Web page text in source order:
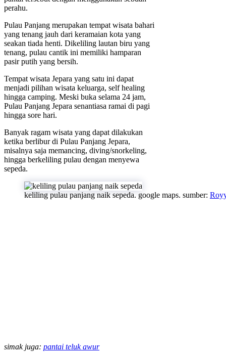
perahu.
Pulau Panjang merupakan tempat wisata bahari
yang tenang jauh dari keramaian kota yang
seakan tiada henti. Dikeliling lautan biru yang
tenang, pulau cantik ini memiliki hamparan
pasir putih yang bersih.
Tempat wisata Jepara yang satu ini dapat
menjadi pilihan wisata keluarga, self healing
hingga camping. Meski buka selama 24 jam,
Pulau Panjang Jepara senantiasa ramai di pagi
hingga sore hari.
Banyak ragam wisata yang dapat dilakukan
ketika berlibur di Pulau Panjang Jepara,
misalnya saja memancing, diving/snorkeling,
hingga berkeliling pulau dengan menyewa
sepeda.
keliling pulau panjang naik sepeda. google maps. sumber:
simak juga: pantai teluk awur